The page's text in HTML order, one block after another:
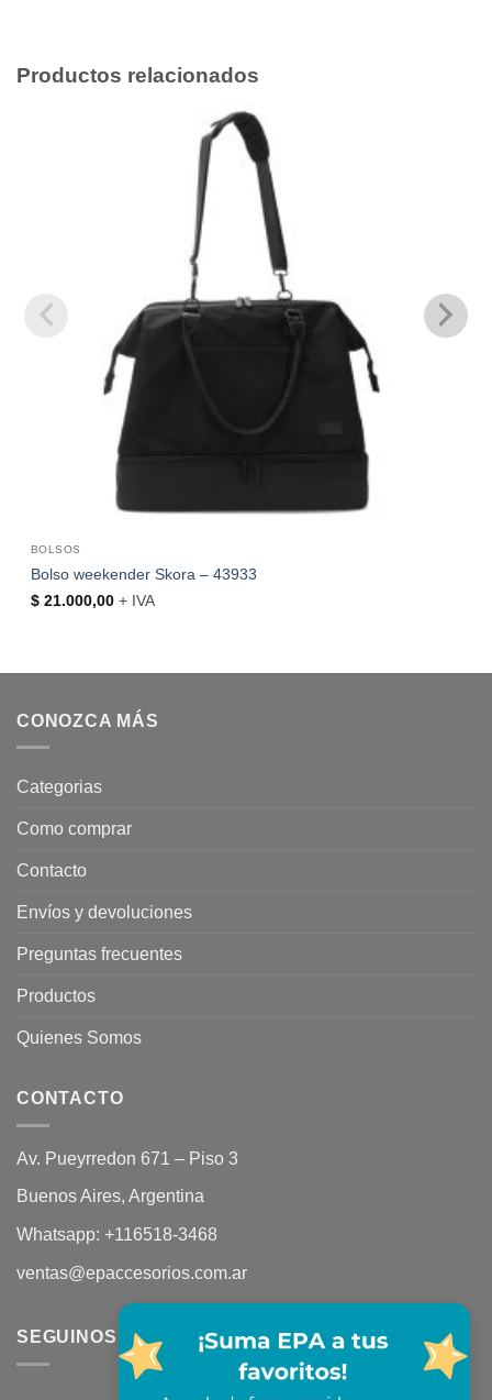
Productos relacionados
BOLSOS
Bolso weekender Skora – 43933
$21.000,00+ IVA
CONOZCA MÁS
Categorias
Como comprar
Contacto
Envíos y devoluciones
Preguntas frecuentes
Productos
Quienes Somos
CONTACTO
Av. Pueyrredon 671 – Piso 3
Buenos Aires, Argentina
Whatsapp: +116518-3468
ventas@epaccesorios.com.ar
SEGUINOS EN REDES